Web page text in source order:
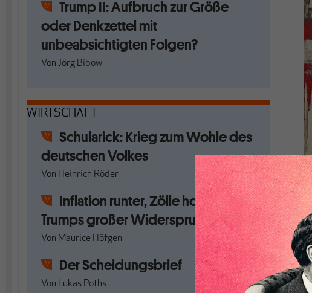
Trump II: Aufbruch zur Größe
oder Denkzettel mit
unbeabsichtigten Folgen?
Von Jörg Bibow
WIRTSCHAFT
Schularick: Krieg zum Wohle des
deutschen Volkes
Von Heinrich Röder
Inflation runter, Zölle hoch:
Trumps großer Widerspruch
Von Maurice Höfgen
Der Scheidungsbrief
Von Lukas Poths